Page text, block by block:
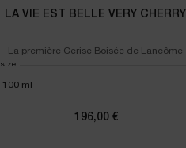
LA VIE EST BELLE VERY CHERRY
La première Cerise Boisée de Lancôme
Select a
size
196,00 €